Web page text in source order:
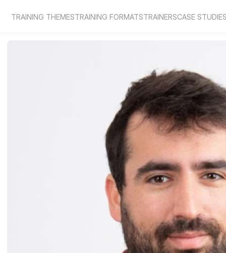
TRAINING THEMESTRAINING FORMATSTRAINERSCASE STUDIES